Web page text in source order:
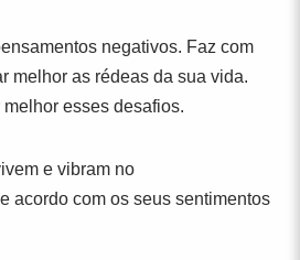
negativos. Faz com
melhor as rédeas da sua vida.
esses desafios.
e vibram no
acordo com os seus sentimentos